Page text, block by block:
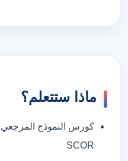
ماذا ستتعلم؟
كورس النموذج المرجعي
SCOR